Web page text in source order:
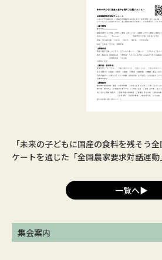
「未来の子どもに国産の食料を残そう
ケートを通じた「全国農家要求対話運
一覧へ▶︎
集会案内